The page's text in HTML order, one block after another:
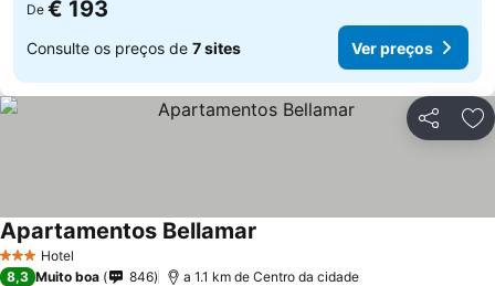
De € 193
Consulte os preços de 7 sites Ver preços
Partilhar
3 EstrelasHotel
Apartamentos Bellamar
8,3 Muito boa 846 a 1.1 km de Centro da cidade